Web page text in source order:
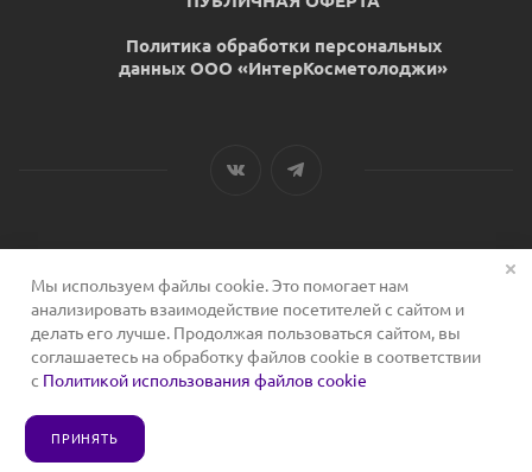
Политика обработки персональных
данных ООО «ИнтерКосметолоджи»
2026 © Сервис для косметологов
Мы используем файлы cookie. Это помогает нам
анализировать взаимодействие посетителей с сайтом и
делать его лучше. Продолжая пользоваться сайтом, вы
соглашаетесь на обработку файлов cookie в соответствии
с Политикой использования файлов cookie
ПРИНЯТЬ